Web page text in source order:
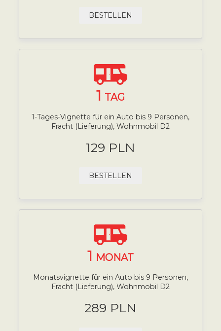
BESTELLEN
1 TAG
1-Tages-Vignette für ein Auto bis 9 Personen,
Fracht (Lieferung), Wohnmobil D2
129 PLN
BESTELLEN
1 MONAT
Monatsvignette für ein Auto bis 9 Personen,
Fracht (Lieferung), Wohnmobil D2
289 PLN